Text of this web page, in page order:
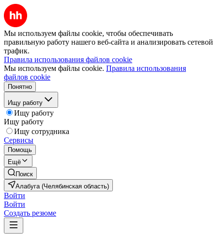
Мы используем файлы cookie, чтобы обеспечивать
правильную работу нашего веб-сайта и анализировать сетевой
трафик.
Правила использования файлов cookie
Мы используем файлы cookie. Правила использования
файлов cookie
Понятно
Ищу работу
Ищу работу
Ищу работу
Ищу сотрудника
Сервисы
Помощь
Ещё
Поиск
Алабуга (Челябинская область)
Войти
Войти
Создать резюме